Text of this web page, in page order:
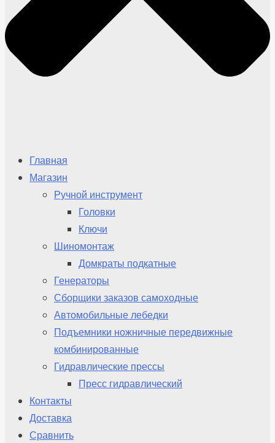
Главная
Магазин
Ручной инструмент
Головки
Ключи
Шиномонтаж
Домкраты подкатные
Генераторы
Сборщики заказов самоходные
Автомобильные лебедки
Подъемники ножничные передвижные
комбинированные
Гидравлические прессы
Пресс гидравлический
Контакты
Доставка
Сравнить